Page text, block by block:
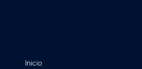
Inicio